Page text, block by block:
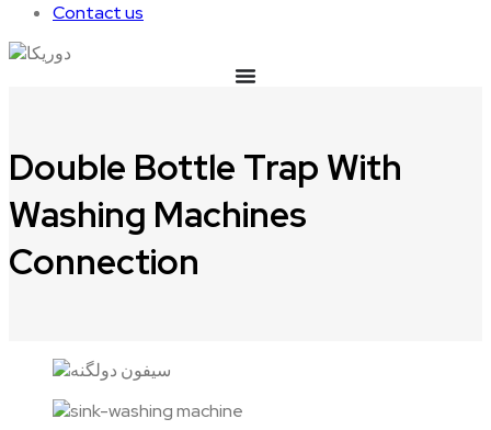
Contact us
Double Bottle Trap With
Washing Machines
Connection